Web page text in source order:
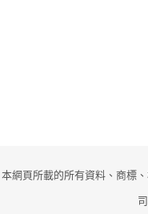
網頁所載的所有資料、商標